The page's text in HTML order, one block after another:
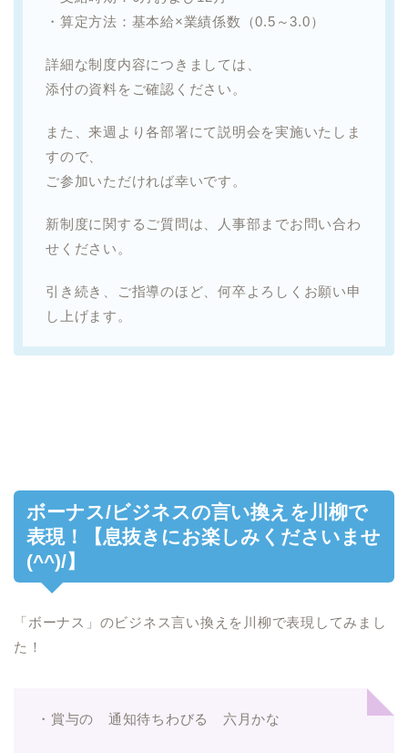
・算定方法：基本給×業績係数（0.5～3.0）
詳細な制度内容につきましては、
添付の資料をご確認ください。
また、来週より各部署にて説明会を実施いたしま
すので、
ご参加いただければ幸いです。
新制度に関するご質問は、人事部までお問い合わ
せください。
引き続き、ご指導のほど、何卒よろしくお願い申
し上げます。
ボーナス/ビジネスの言い換えを川柳で
表現！【息抜きにお楽しみくださいませ
(^^)/】
「ボーナス」のビジネス言い換えを川柳で表現してみまし
た！
・賞与の 通知待ちわびる 六月かな